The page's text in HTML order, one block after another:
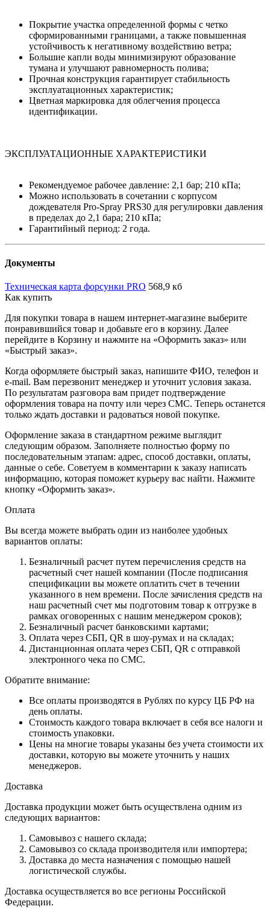
Покрытие участка определенной формы с четко
сформированными границами, а также повышенная
устойчивость к негативному воздействию ветра;
Большие капли воды минимизируют образование
тумана и улучшают равномерность полива;
Прочная конструкция гарантирует стабильность
эксплуатационных характеристик;
Цветная маркировка для облегчения процесса
идентификации.
ЭКСПЛУАТАЦИОННЫЕ ХАРАКТЕРИСТИКИ
Рекомендуемое рабочее давление: 2,1 бар; 210 кПа;
Можно использовать в сочетании с корпусом
дождевателя Pro-Spray PRS30 для регулировки давления
в пределах до 2,1 бара; 210 кПа;
Гарантийный период: 2 года.
Документы
Техническая карта форсунки PRO 568,9 кб
Как купить
Для покупки товара в нашем интернет-магазине выберите
понравившийся товар и добавьте его в корзину. Далее
перейдите в Корзину и нажмите на «Оформить заказ» или
«Быстрый заказ».
Когда оформляете быстрый заказ, напишите ФИО, телефон и
e-mail. Вам перезвонит менеджер и уточнит условия заказа.
По результатам разговора вам придет подтверждение
оформления товара на почту или через СМС. Теперь останется
только ждать доставки и радоваться новой покупке.
Оформление заказа в стандартном режиме выглядит
следующим образом. Заполняете полностью форму по
последовательным этапам: адрес, способ доставки, оплаты,
данные о себе. Советуем в комментарии к заказу написать
информацию, которая поможет курьеру вас найти. Нажмите
кнопку «Оформить заказ».
Оплата
Вы всегда можете выбрать один из наиболее удобных
вариантов оплаты:
Безналичный расчет путем перечисления средств на
расчетный счет нашей компании (После подписания
спецификации вы можете оплатить счет в течении
указанного в нем времени. После зачисления средств на
наш расчетный счет мы подготовим товар к отгрузке в
рамках оговоренных с нашим менеджером сроков);
Безналичный расчет банковскими картами;
Оплата через СБП, QR в шоу-румах и на складах;
Дистанционная оплата через СБП, QR с отправкой
электронного чека по СМС.
Обратите внимание:
Все оплаты производятся в Рублях по курсу ЦБ РФ на
день оплаты.
Стоимость каждого товара включает в себя все налоги и
стоимость упаковки.
Цены на многие товары указаны без учета стоимости их
доставки, которую вы можете уточнить у наших
менеджеров.
Доставка
Доставка продукции может быть осуществлена одним из
следующих вариантов:
Самовывоз с нашего склада;
Самовывоз со склада производителя или импортера;
Доставка до места назначения с помощью нашей
логистической службы.
Доставка осуществляется во все регионы Российской
Федерации.